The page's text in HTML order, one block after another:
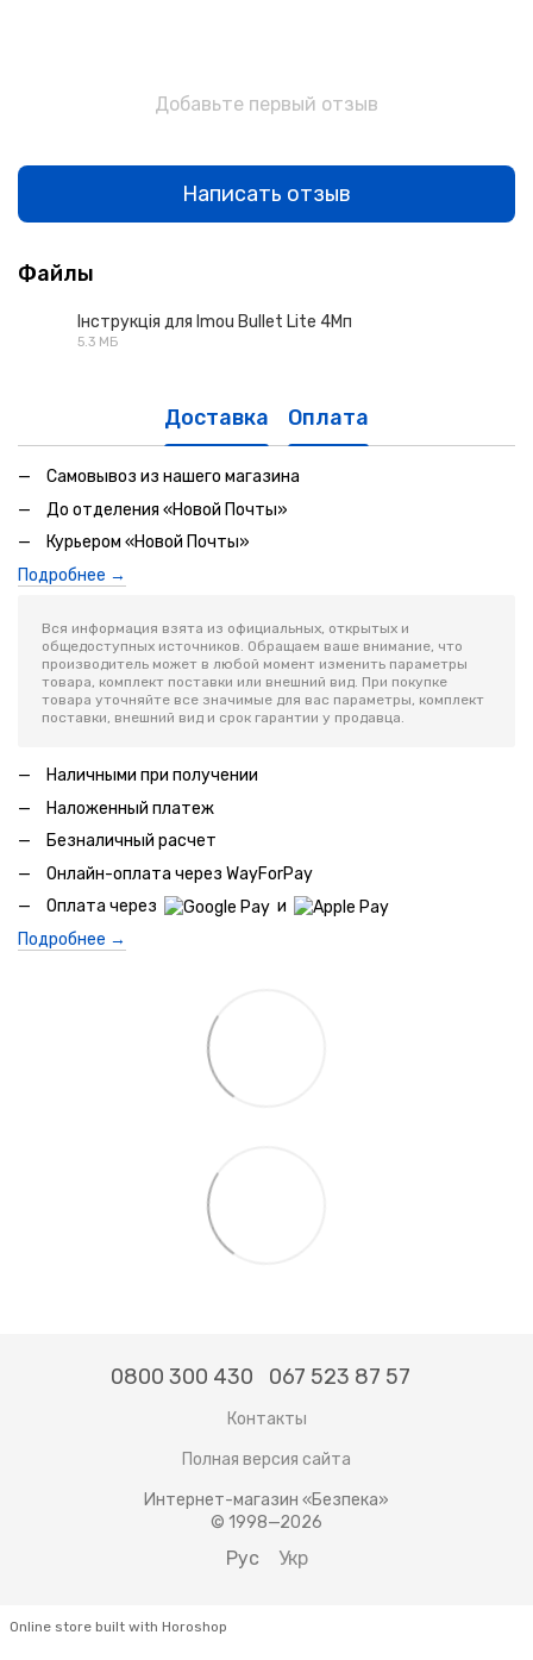
Добавьте первый отзыв
Написать отзыв
Файлы
Інструкція для Imou Bullet Lite 4Мп
5.3 МБ
Доставка Оплата
Самовывоз из нашего магазина
До отделения «Новой Почты»
Курьером «Новой Почты»
Подробнее →
Вся информация взята из официальных, открытых и
общедоступных источников. Обращаем ваше внимание, что
производитель может в любой момент изменить параметры
товара, комплект поставки или внешний вид. При покупке
товара уточняйте все значимые для вас параметры, комплект
поставки, внешний вид и срок гарантии у продавца.
Наличными при получении
Наложенный платеж
Безналичный расчет
Онлайн-оплата через WayForPay
Оплата через
и
Подробнее →
0800 300 430 067 523 87 57
Контакты
Полная версия сайта
Интернет-магазин «Безпека»
© 1998—2026
Рус Укр
Online store built with Horoshop